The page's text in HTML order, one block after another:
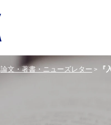
論文・著書・ニューズレター > 『